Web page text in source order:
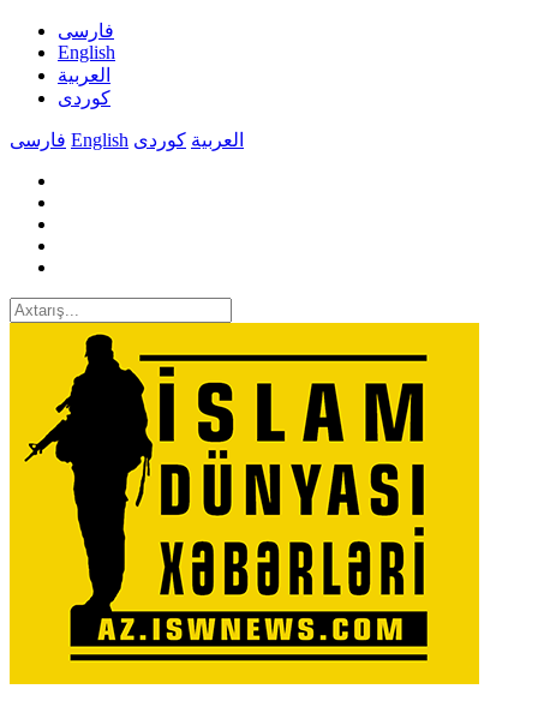
فارسی
English
العربیة
کوردی
فارسی English العربیة کوردی